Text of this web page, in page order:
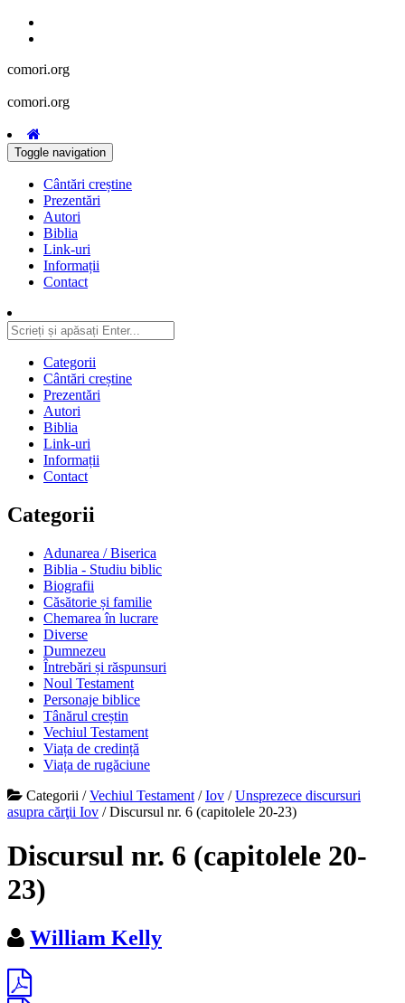
comori.org
comori.org
Toggle navigation
Cântări creștine
Prezentări
Autori
Biblia
Link-uri
Informații
Contact
Categorii
Cântări creștine
Prezentări
Autori
Biblia
Link-uri
Informații
Contact
Categorii
Adunarea / Biserica
Biblia - Studiu biblic
Biografii
Căsătorie și familie
Chemarea în lucrare
Diverse
Dumnezeu
Întrebări și răspunsuri
Noul Testament
Personaje biblice
Tânărul creștin
Vechiul Testament
Viața de credință
Viața de rugăciune
Categorii /Vechiul Testament /Iov /Unsprezece discursuri
asupra cărţii Iov /Discursul nr. 6 (capitolele 20-23)
Discursul nr. 6 (capitolele 20-
23)
William Kelly